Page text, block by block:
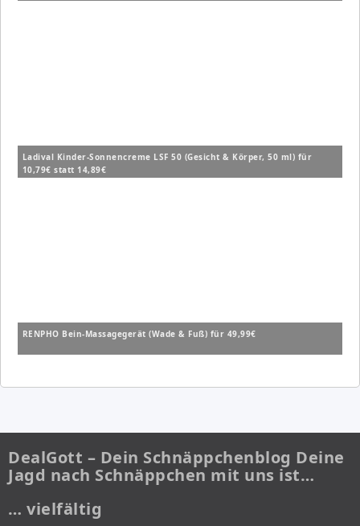
Ladival Kinder-Sonnencreme LSF 50 (Gesicht & Körper, 50 ml) für
10,79€ statt 14,89€
RENPHO Bein-Massagegerät (Wade & Fuß) für 49,99€
DealGott – Dein Schnäppchenblog Deine
Jagd nach Schnäppchen mit uns ist…
… vielfältig